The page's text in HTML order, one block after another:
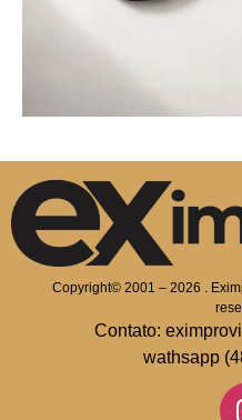
Copyright© 2001 – 2026 .
Contato:
wathsapp